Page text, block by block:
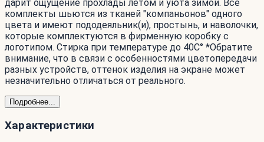
дарит ощущение прохлады летом и уюта зимой. Все
комплекты шьются из тканей "компаньонов" одного
цвета и имеют пододеяльник(и), простынь, и наволочки,
которые комплектуются в фирменную коробку с
логотипом. Стирка при температуре до 40С° *Обратите
внимание, что в связи с особенностями цветопередачи
разных устройств, оттенок изделия на экране может
незначительно отличаться от реального.
Подробнее...
Характеристики